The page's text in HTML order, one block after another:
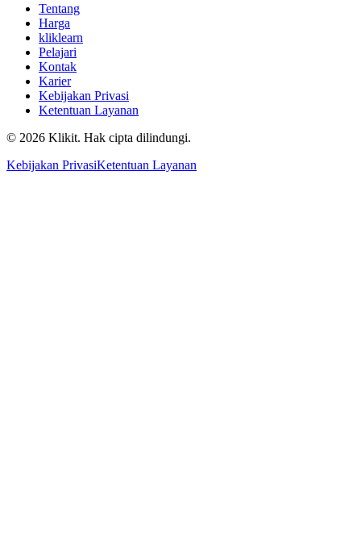
Tentang
Harga
kliklearn
Pelajari
Kontak
Karier
Kebijakan Privasi
Ketentuan Layanan
© 2026 Klikit. Hak cipta dilindungi.
Kebijakan PrivasiKetentuan Layanan